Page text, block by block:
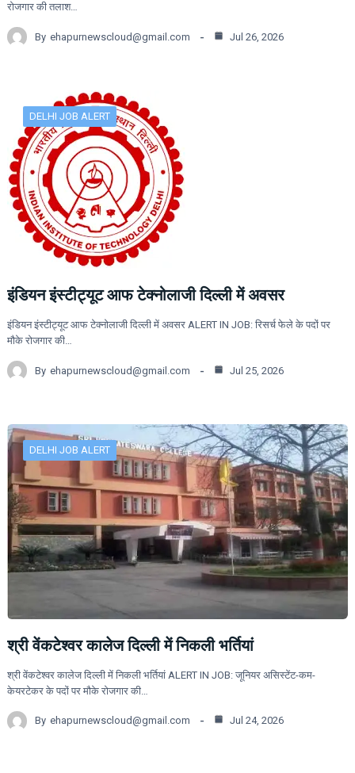
रोजगार की तलाश…
By ehapurnewscloud@gmail.com Jul 26, 2026
DELHI JOB ALERT
इंडियन इंस्टीट्यूट आफ टेक्नोलाजी दिल्ली में अवसर
इंडियन इंस्टीट्यूट आफ टेक्नोलाजी दिल्ली में अवसर ALERT IN JOB: रिसर्च फेले के पदों पर
मौके रोजगार की…
By ehapurnewscloud@gmail.com Jul 25, 2026
DELHI JOB ALERT
श्री वेंकटेश्वर कालेज दिल्ली में निकली भर्तियां
श्री वेंकटेश्वर कालेज दिल्ली में निकली भर्तियां ALERT IN JOB: जूनियर असिस्टेंट-कम-
केयरटेकर के पदों पर मौके रोजगार की…
By ehapurnewscloud@gmail.com Jul 24, 2026